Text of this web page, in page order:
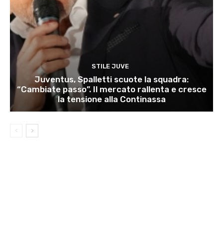
STILE JUVE
Juventus, Spalletti scuote la squadra:
“Cambiate passo”. Il mercato rallenta e cresce
la tensione alla Continassa